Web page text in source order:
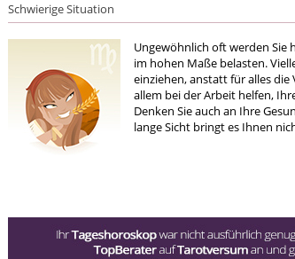
Schwierige Situation
Ungewöhnlich oft werden
im hohen Maße belasten.
einziehen, anstatt für alles
allem bei der Arbeit helfen,
Denken Sie auch an Ihre
lange Sicht bringt es Ihnen